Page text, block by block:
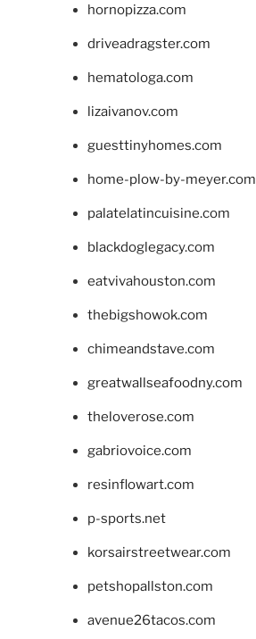
hornopizza.com
driveadragster.com
hematologa.com
lizaivanov.com
guesttinyhomes.com
home-plow-by-meyer.com
palatelatincuisine.com
blackdoglegacy.com
eatvivahouston.com
thebigshowok.com
chimeandstave.com
greatwallseafoodny.com
theloverose.com
gabriovoice.com
resinflowart.com
p-sports.net
korsairstreetwear.com
petshopallston.com
avenue26tacos.com